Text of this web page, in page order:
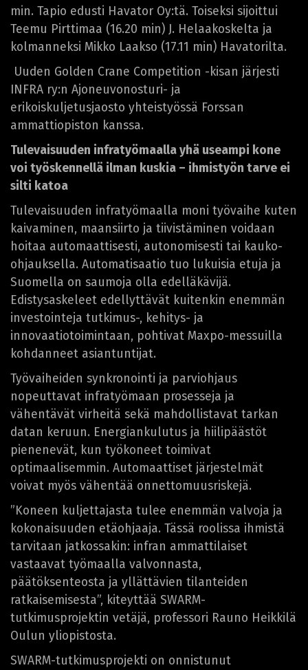
min. Tapio edusti Havator Oy:tä. Toiseksi sijoittui
Teemu Pirttimaa (16.20 min) J. Helaakoskelta ja
kolmanneksi Mikko Laakso (17.11 min) Havatorilta.
Uuden Golden Crane Competition -kisan järjesti
INFRA ry:n Ajoneuvonosturi- ja
erikoiskuljetusjaosto yhteistyössä Forssan
ammattiopiston kanssa.
Tulevaisuuden infratyömaalla yhä useampi kone
voi työskennellä ilman kuskia – ihmistyön tarve ei
silti katoa
Tulevaisuuden infratyömaalla moni työvaihe kuten
kaivaminen, maansiirto ja tiivistäminen voidaan
hoitaa automaattisesti, autonomisesti tai kauko-
ohjauksella. Automatisaatio tuo lukuisia etuja ja
Suomella on saumoja olla edelläkävijä.
Edistysaskeleet edellyttävät kuitenkin enemmän
investointeja tutkimus-, kehitys- ja
innovaatiotoimintaan, pohtivat Maxpo-messuilla
kohdanneet asiantuntijat.
Työvaiheiden synkronointi ja parviohjaus
nopeuttavat infratyömaan prosesseja ja
vähentävät virheitä sekä mahdollistavat tarkan
datan keruun. Energiankulutus ja hiilipäästöt
pienenevät, kun työkoneet toimivat
optimaalisemmin. Automaattiset järjestelmät
voivat myös vähentää onnettomuusriskejä.
”Koneen kuljettajasta tulee enemmän valvoja ja
kokonaisuuden etäohjaaja. Tässä roolissa ihmistä
tarvitaan jatkossakin: infran ammattilaiset
vastaavat työmaalla valvonnasta,
päätöksenteosta ja yllättävien tilanteiden
ratkaisemisesta”, kiteyttää SWARM-
tutkimusprojektin vetäjä, professori Rauno Heikkilä
Oulun yliopistosta.
SWARM-tutkimusprojekti on onnistunut